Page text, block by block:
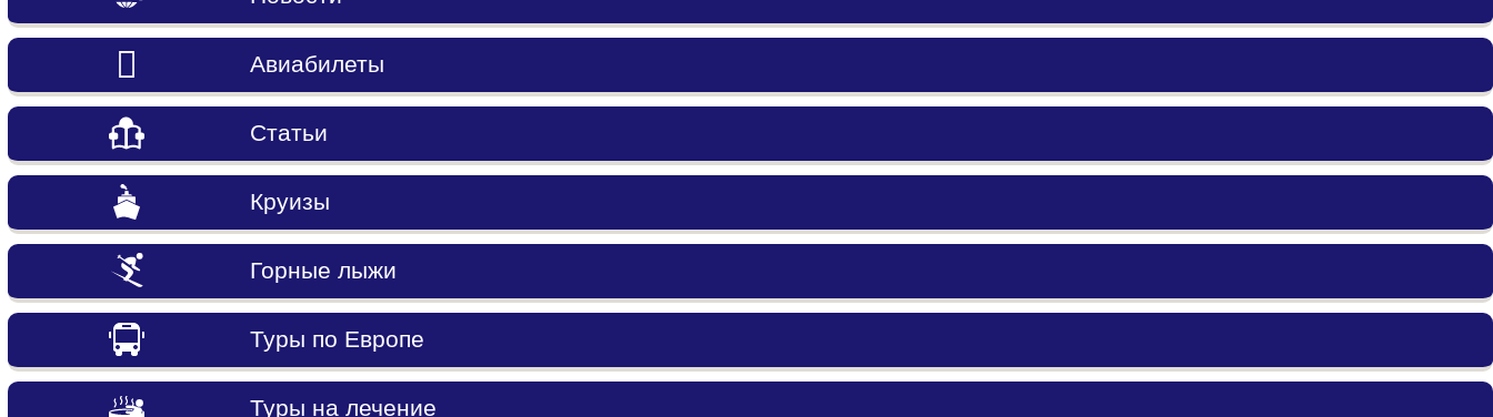
Авиабилеты
Статьи
Круизы
Горные лыжи
Туры по Европе
Туры на лечение